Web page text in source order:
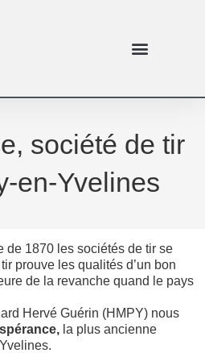
société de tir
en-Yvelines
de 1870 les sociétés de tir se
prouve les qualités d’un bon
de la revanche quand le pays
Hervé Guérin (HMPY) nous
la plus ancienne